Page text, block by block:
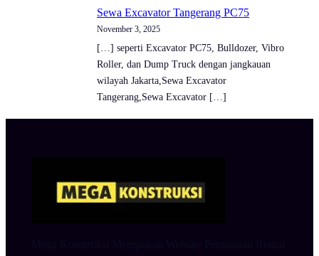
Sewa Excavator Tangerang PC75
November 3, 2025
[…] seperti Excavator PC75, Bulldozer, Vibro
Roller, dan Dump Truck dengan jangkauan
wilayah Jakarta,Sewa Excavator
Tangerang,Sewa Excavator […]